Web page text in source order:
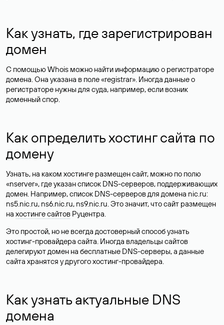
Как узнать, где зарегистрирован
домен
С помощью Whois можно найти информацию о регистраторе
домена. Она указана в поле «registrar». Иногда данные о
регистраторе нужны для суда, например, если возник
доменный спор.
Как определить хостинг сайта по
домену
Узнать, на каком хостинге размещен сайт, можно по полю
«nserver», где указан список DNS-серверов, поддерживающих
домен. Например, список DNS-серверов для домена nic.ru:
ns5.nic.ru, ns6.nic.ru, ns9.nic.ru. Это значит, что сайт размещен
на хостинге сайтов Руцентра.
Это простой, но не всегда достоверный способ узнать
хостинг-провайдера сайта. Иногда владельцы сайтов
делегируют домен на бесплатные DNS-серверы, а данные
сайта хранятся у другого хостинг-провайдера.
Как узнать актуальные DNS
домена